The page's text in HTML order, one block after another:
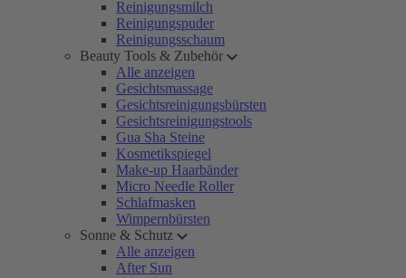
Reinigungsmilch
Reinigungspuder
Reinigungsschaum
Beauty Tools & Zubehör
Alle anzeigen
Gesichtsmassage
Gesichtsreinigungsbürsten
Gesichtsreinigungstools
Gua Sha Steine
Kosmetikspiegel
Make-up Haarbänder
Micro Needle Roller
Schlafmasken
Wimpernbürsten
Sonne & Schutz
Alle anzeigen
After Sun